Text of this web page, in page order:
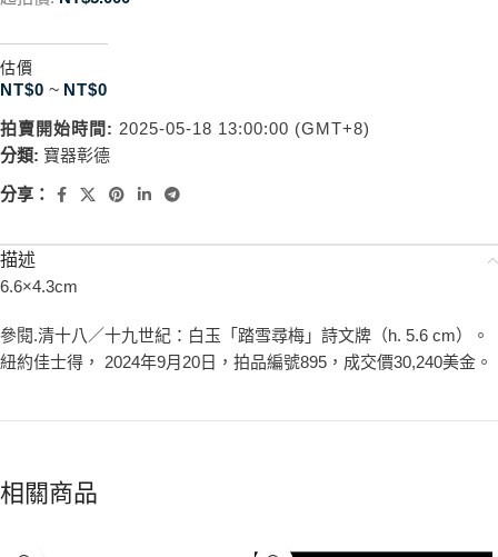
估價
NT$0 ~ NT$0
拍賣開始時間: 2025-05-18 13:00:00 (GMT+8)
分類: 寶器彰德
分享：
描述
6.6×4.3cm
參閱.清十八／十九世紀：白玉「踏雪尋梅」詩文牌（h. 5.6 cm）。
紐約佳士得， 2024年9月20日，拍品編號895，成交價30,240美金。
相關商品